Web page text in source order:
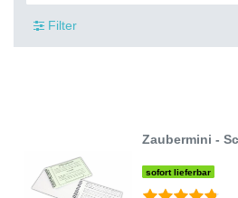
Filter
Zaubermini -
sofort lieferbar